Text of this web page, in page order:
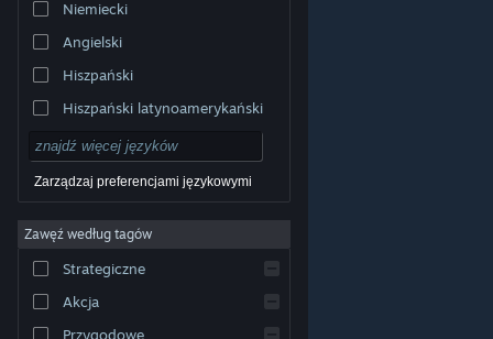
© Valve Corporation. Wszelkie prawa zastrzeżone.
właścicieli w Stanach Zjednoczonych i innych krajach.
dostępu
Umowa użytkownika Steam
pieniędzy |Ciasteczka
Niemiecki
Angielski
Hiszpański
Hiszpański latynoamerykański
Zarządzaj preferencjami językowymi
Zawęź według tagów
Strategiczne
Akcja
Przygodowe